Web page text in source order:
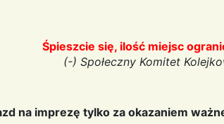
Śpieszcie się, ilość miejsc
(-) Społeczny Komitet
na imprezę tylko za okazaniem